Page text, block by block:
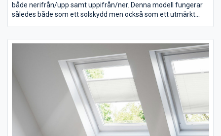
både nerifrån/upp samt uppifrån/ner. Denna modell fungerar
således både som ett solskydd men också som ett utmärkt